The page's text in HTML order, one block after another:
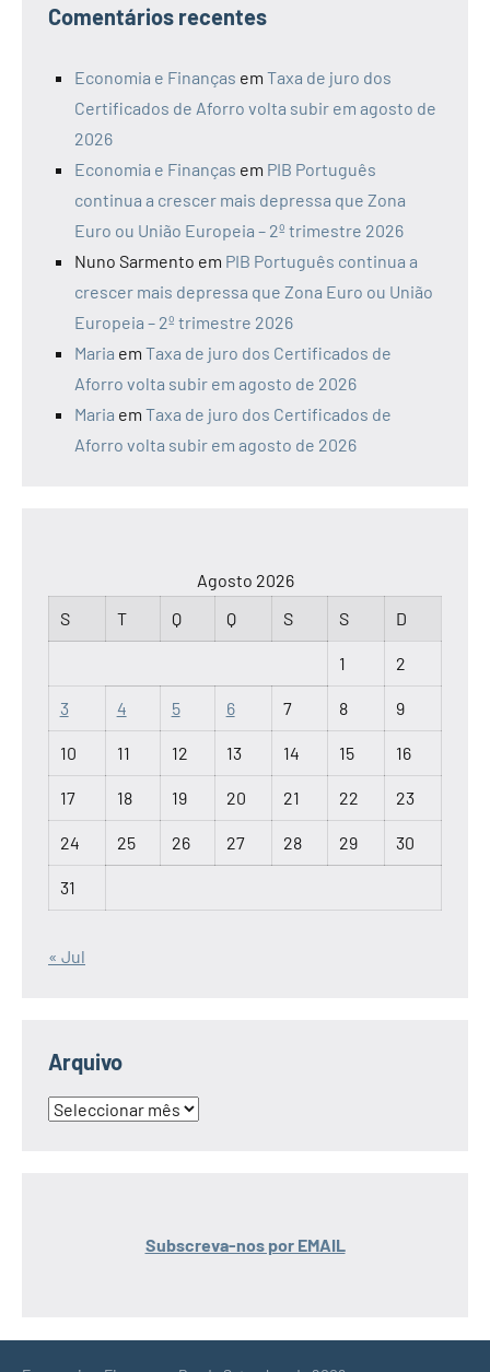
Comentários recentes
Economia e Finanças em Taxa de juro dos
Certificados de Aforro volta subir em agosto de
2026
Economia e Finanças em PIB Português
continua a crescer mais depressa que Zona
Euro ou União Europeia – 2º trimestre 2026
Nuno Sarmento em PIB Português continua a
crescer mais depressa que Zona Euro ou União
Europeia – 2º trimestre 2026
Maria em Taxa de juro dos Certificados de
Aforro volta subir em agosto de 2026
Maria em Taxa de juro dos Certificados de
Aforro volta subir em agosto de 2026
Agosto 2026
S
T Q Q S S D
1 2
3 4 5 6 7 8 9
10 11 12 13 14 15 16
17 18 19 20 21 22 23
24 25 26 27 28 29 30
31
« Jul
Arquivo
Arquivo
Subscreva-nos por EMAIL